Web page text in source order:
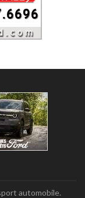
automobile.